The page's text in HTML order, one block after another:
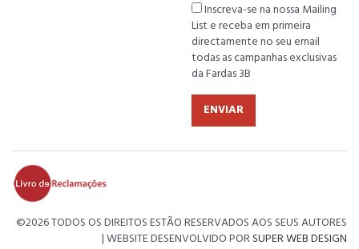
Inscreva-se na nossa Mailing
List e receba em primeira
directamente no seu email
todas as campanhas exclusivas
da Fardas 3B
ENVIAR
©2026 TODOS OS DIREITOS ESTÃO RESERVADOS AOS SEUS AUTORES
| WEBSITE DESENVOLVIDO PORSUPER WEB DESIGN